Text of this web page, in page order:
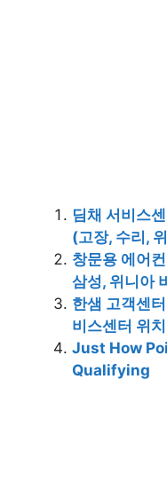
딤채 서비스
(고장, 수리,
창문용 에어
삼성, 위니아
한샘 고객센
비스센터 위
Just How
Qualifying